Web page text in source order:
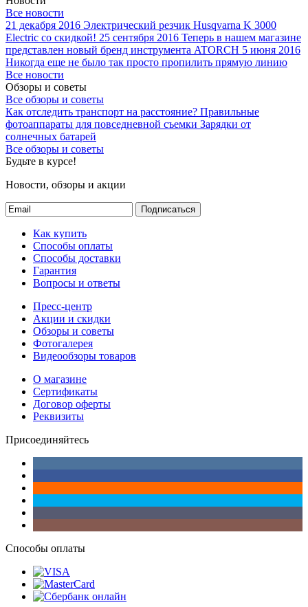
Все новости
21 декабря 2016 Электрический резчик Husqvarna K 3000
Electric со скидкой! 25 сентября 2016 Теперь в нашем магазине
представлен новый бренд инструмента ATORCH 5 июня 2016
Никогда еще не было так просто пропилить прямую линию
Все новости
Обзоры и советы
Все обзоры и советы
Как отследить транспорт на расстояние? Правильные
фотоаппараты для повседневной съемки Зарядки от
солнечных батарей
Все обзоры и советы
Будьте в курсе!
Новости, обзоры и акции
Подписаться
Как купить
Способы оплаты
Способы доставки
Гарантия
Вопросы и ответы
Пресс-центр
Акции и скидки
Обзоры и советы
Фотогалерея
Видеообзоры товаров
О магазине
Сертификаты
Договор оферты
Реквизиты
Присоединяйтесь
Способы оплаты